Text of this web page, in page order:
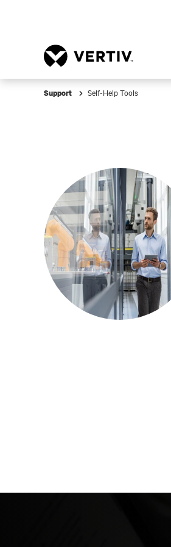
Support Self-Help Tools